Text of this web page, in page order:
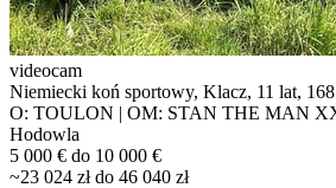
videocam
Niemiecki koń sportowy, Klacz, 11 lat,
O: TOULON | OM: STAN THE MAN
Hodowla
5 000 € do 10 000 €
~23 024 zł do 46 040 zł